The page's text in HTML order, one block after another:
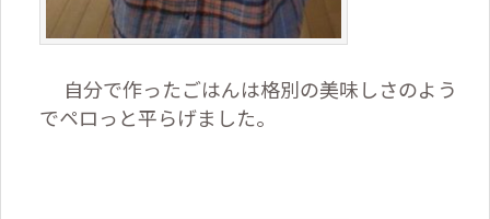
自分で作ったごはんは格別の美味しさのよう
でペロっと平らげました。